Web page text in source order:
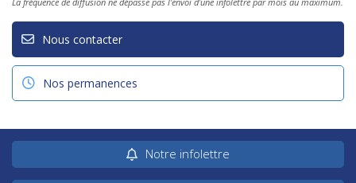
Nous contacter
Nos permanences
Notre infolettre